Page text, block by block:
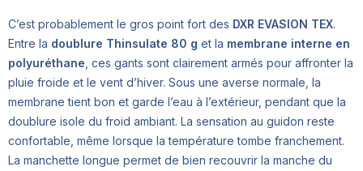
C’est probablement le gros point fort des DXR EVASION TEX.
Entre la doublure Thinsulate 80 g et la membrane interne en
polyuréthane , ces gants sont clairement armés pour affronter la
pluie froide et le vent d’hiver. Sous une averse normale, la
membrane tient bon et garde l’eau à l’extérieur, pendant que la
doublure isole du froid ambiant. La sensation au guidon reste
confortable, même lorsque la température tombe franchement.
La manchette longue permet de bien recouvrir la manche du